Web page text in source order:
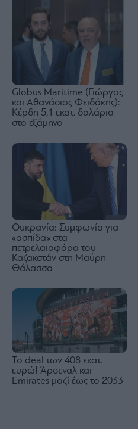
Globus Maritime (Γιώργος
και Αθανάσιος Φειδάκης):
Κέρδη 5,1 εκατ. δολάρια
στο εξάμηνο
Ουκρανία: Συμφωνία για
«ασπίδα» στα
πετρελαιοφόρα του
Καζακστάν στη Μαύρη
Θάλασσα
To deal των 408 εκατ.
ευρώ! Άρσεναλ και
Emirates μαζί έως το 2033